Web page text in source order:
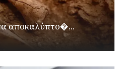
αποκαλύπτο�...